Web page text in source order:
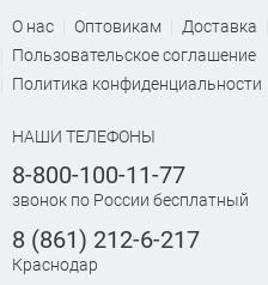
О нас Оптовикам Доставка
Пользовательское соглашение
Политика конфиденциальности
НАШИ ТЕЛЕФОНЫ
8-800-100-11-77
звонок по России бесплатный
8 (861) 212-6-217
Краснодар